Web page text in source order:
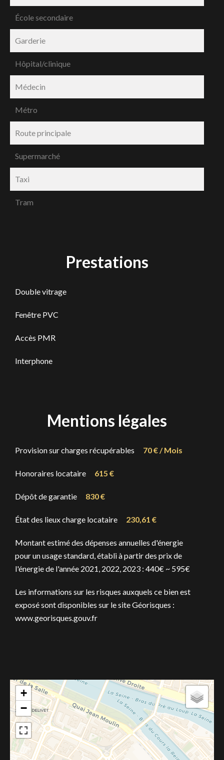
École secondaire
Garderie
Hôpital/clinique
Médecin
Métro
Route principale
Supermarché
Taxi
Tram
Prestations
Double vitrage
Fenêtre PVC
Accès PMR
Interphone
Mentions légales
Provision sur charges récupérables 70 € / Mois
Honoraires locataire 615 €
Dépôt de garantie 830 €
État des lieux charge locataire 230,61 €
Montant estimé des dépenses annuelles d'énergie
pour un usage standard, établi à partir des prix de
l'énergie de l'année 2021, 2022, 2023 : 440€ ~ 595€
Les informations sur les risques auxquels ce bien est
exposé sont disponibles sur le site Géorisques :
www.georisques.gouv.fr
+
−